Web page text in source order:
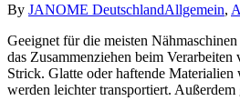
By JANOME DeutschlandAllgemein,
Geeignet für die meisten
das Zusammenziehen beim Verarbeiten
Strick. Glatte oder haftende
werden leichter transportiert.